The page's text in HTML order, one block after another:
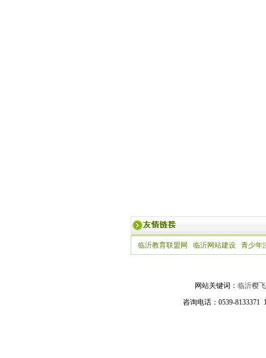
临沂教育联盟网 临沂网站建设 青少年
网站关键词： 临沂樱
咨询电话：0539-